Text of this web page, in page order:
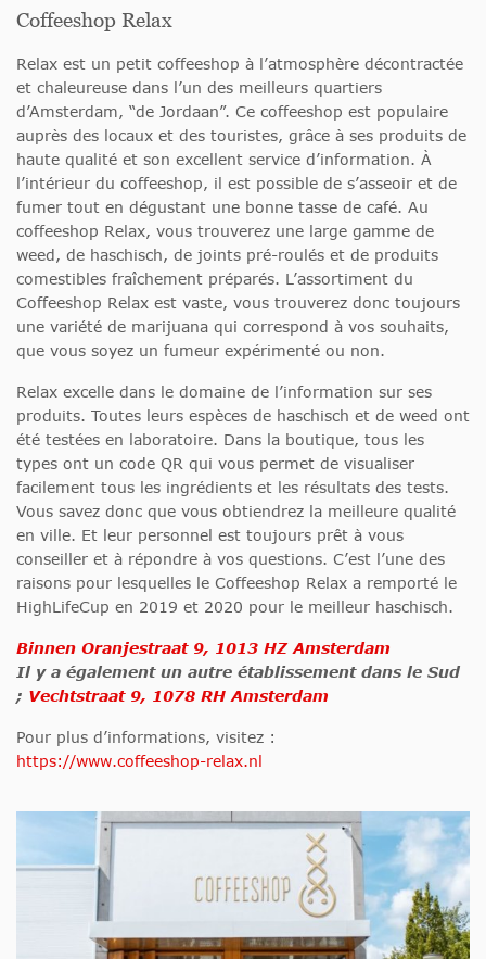
Coffeeshop Relax
Relax est un petit coffeeshop à l’atmosphère décontractée
et chaleureuse dans l’un des meilleurs quartiers
d’Amsterdam, “de Jordaan”. Ce coffeeshop est populaire
auprès des locaux et des touristes, grâce à ses produits de
haute qualité et son excellent service d’information. À
l’intérieur du coffeeshop, il est possible de s’asseoir et de
fumer tout en dégustant une bonne tasse de café. Au
coffeeshop Relax, vous trouverez une large gamme de
weed, de haschisch, de joints pré-roulés et de produits
comestibles fraîchement préparés. L’assortiment du
Coffeeshop Relax est vaste, vous trouverez donc toujours
une variété de marijuana qui correspond à vos souhaits,
que vous soyez un fumeur expérimenté ou non.
Relax excelle dans le domaine de l’information sur ses
produits. Toutes leurs espèces de haschisch et de weed ont
été testées en laboratoire. Dans la boutique, tous les
types ont un code QR qui vous permet de visualiser
facilement tous les ingrédients et les résultats des tests.
Vous savez donc que vous obtiendrez la meilleure qualité
en ville. Et leur personnel est toujours prêt à vous
conseiller et à répondre à vos questions. C’est l’une des
raisons pour lesquelles le Coffeeshop Relax a remporté le
HighLifeCup en 2019 et 2020 pour le meilleur haschisch.
Binnen Oranjestraat 9, 1013 HZ Amsterdam
Il y a également un autre établissement dans le Sud
; Vechtstraat 9, 1078 RH Amsterdam
Pour plus d’informations, visitez :
https://www.coffeeshop-relax.nl